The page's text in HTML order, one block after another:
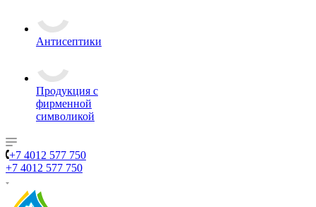
Антисептики
Продукция с
фирменной
символикой
+7 4012 577 750
+7 4012 577 750